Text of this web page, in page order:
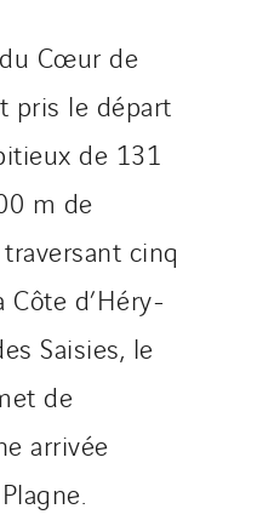
Cœur de
pris le départ
de 131
m de
cinq
d’Héry-
Saisies, le
de
arrivée